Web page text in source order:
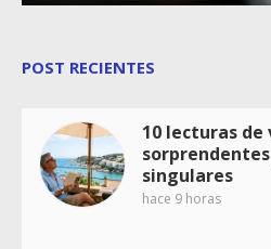
POST RECIENTES
10 lecturas de
singulares
hace 9 horas